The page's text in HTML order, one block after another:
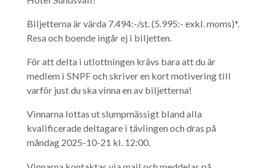
Biljetterna är värda 7.494:-/st. (5.995:- exkl. moms)*.
Resa och boende ingår ej i biljetten.
För att delta i utlottningen krävs bara att du är
medlem i SNPF och skriver en kort motivering till
varför just du ska vinna en av biljetterna!
Vinnarna lottas ut slumpmässigt bland alla
kvalificerade deltagare i tävlingen och dras på
måndag 2025-10-21 kl. 12:00.